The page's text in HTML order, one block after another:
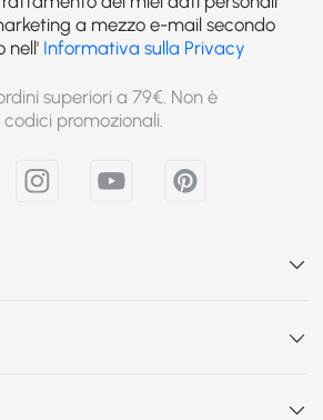
a mezzo e-mail secondo
nell' Informativa sulla Privacy
superiori a 79€. Non è
promozionali.